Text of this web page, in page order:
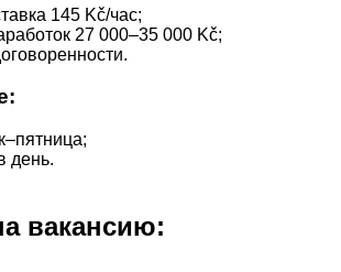
145 Kč/час;
27 000–35 000 Kč;
день.
вакансию: